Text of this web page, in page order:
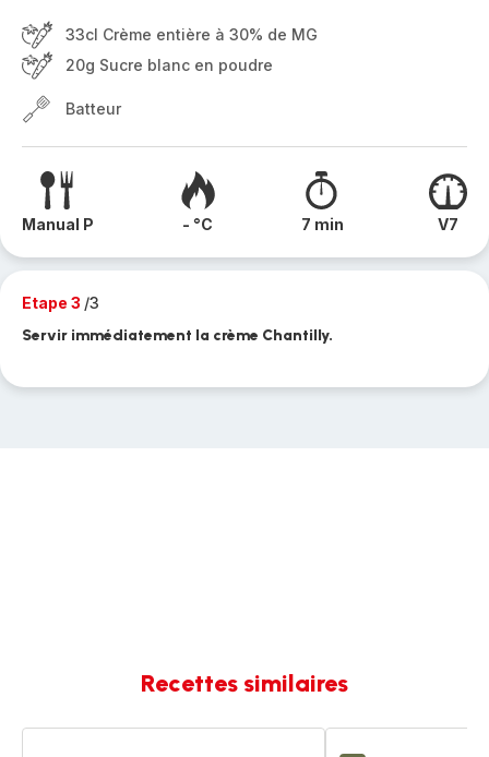
33cl Crème entière à 30% de MG
20g Sucre blanc en poudre
Batteur
Manual P - °C 7 min V7
Etape 3 /3
Servir immédiatement la crème Chantilly.
Recettes similaires